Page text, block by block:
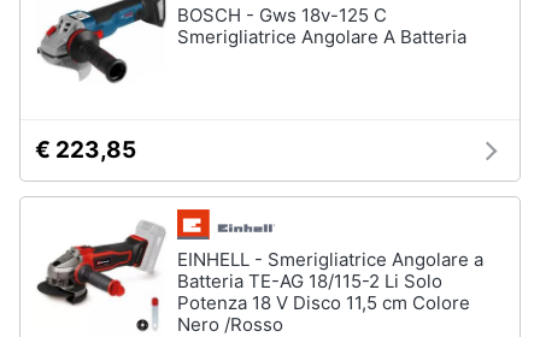
Vedi
tutti
Coltivazione
Semina
Carriola
Zappa
BOSCH - Gws 18v-125 C
Smerigliatrice Angolare A Batteria
€ 223,85
EINHELL - Smerigliatrice Angolare a
Batteria TE-AG 18/115-2 Li Solo
Potenza 18 V Disco 11,5 cm Colore
Nero /Rosso